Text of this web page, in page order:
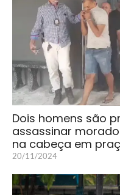
Dois homens são
assassinar
na cabeça em
20/11/2024